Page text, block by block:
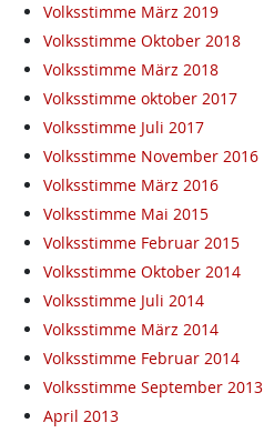
Volksstimme März 2019
Volksstimme Oktober 2018
Volksstimme März 2018
Volksstimme oktober 2017
Volksstimme Juli 2017
Volksstimme November 2016
Volksstimme März 2016
Volksstimme Mai 2015
Volksstimme Februar 2015
Volksstimme Oktober 2014
Volksstimme Juli 2014
Volksstimme März 2014
Volksstimme Februar 2014
Volksstimme September 2013
April 2013